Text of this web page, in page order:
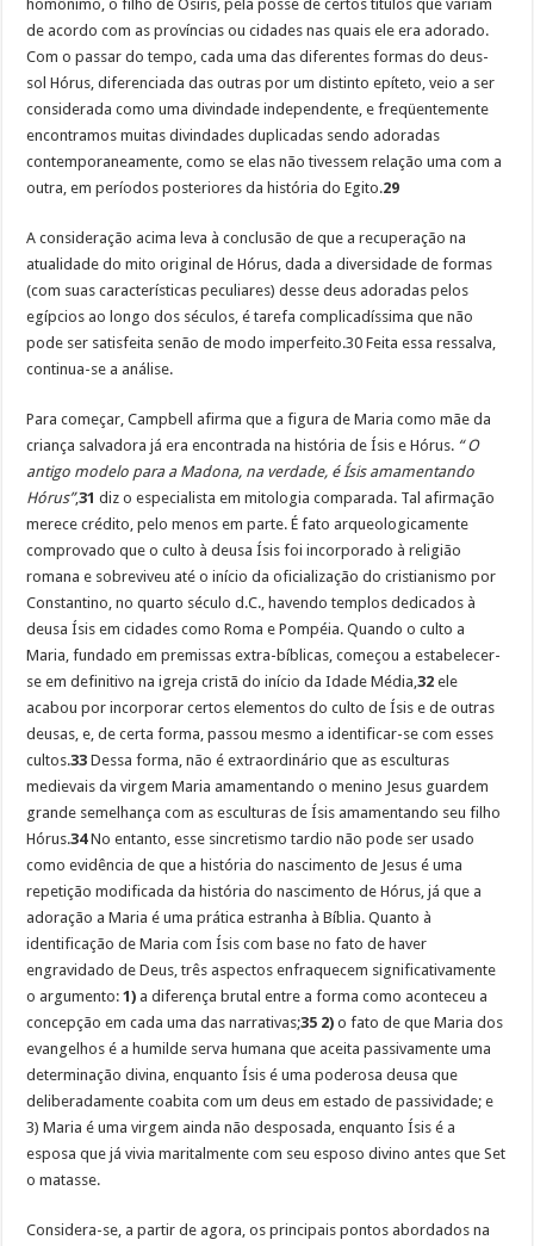
homônimo, o filho de Osíris, pela posse de certos títulos que variam
de acordo com as províncias ou cidades nas quais ele era adorado.
Com o passar do tempo, cada uma das diferentes formas do deus-
sol Hórus, diferenciada das outras por um distinto epíteto, veio a ser
considerada como uma divindade independente, e freqüentemente
encontramos muitas divindades duplicadas sendo adoradas
contemporaneamente, como se elas não tivessem relação uma com a
outra, em períodos posteriores da história do Egito.29
A consideração acima leva à conclusão de que a recuperação na
atualidade do mito original de Hórus, dada a diversidade de formas
(com suas características peculiares) desse deus adoradas pelos
egípcios ao longo dos séculos, é tarefa complicadíssima que não
pode ser satisfeita senão de modo imperfeito.30 Feita essa ressalva,
continua-se a análise.
Para começar, Campbell afirma que a figura de Maria como mãe da
criança salvadora já era encontrada na história de Ísis e Hórus. “ O
antigo modelo para a Madona, na verdade, é Ísis amamentando
Hórus”,31 diz o especialista em mitologia comparada. Tal afirmação
merece crédito, pelo menos em parte. É fato arqueologicamente
comprovado que o culto à deusa Ísis foi incorporado à religião
romana e sobreviveu até o início da oficialização do cristianismo por
Constantino, no quarto século d.C., havendo templos dedicados à
deusa Ísis em cidades como Roma e Pompéia. Quando o culto a
Maria, fundado em premissas extra-bíblicas, começou a estabelecer-
se em definitivo na igreja cristã do início da Idade Média,32 ele
acabou por incorporar certos elementos do culto de Ísis e de outras
deusas, e, de certa forma, passou mesmo a identificar-se com esses
cultos.33 Dessa forma, não é extraordinário que as esculturas
medievais da virgem Maria amamentando o menino Jesus guardem
grande semelhança com as esculturas de Ísis amamentando seu filho
Hórus.34No entanto, esse sincretismo tardio não pode ser usado
como evidência de que a história do nascimento de Jesus é uma
repetição modificada da história do nascimento de Hórus, já que a
adoração a Maria é uma prática estranha à Bíblia. Quanto à
identificação de Maria com Ísis com base no fato de haver
engravidado de Deus, três aspectos enfraquecem significativamente
o argumento: 1) a diferença brutal entre a forma como aconteceu a
concepção em cada uma das narrativas;35 2) o fato de que Maria dos
evangelhos é a humilde serva humana que aceita passivamente uma
determinação divina, enquanto Ísis é uma poderosa deusa que
deliberadamente coabita com um deus em estado de passividade; e
3) Maria é uma virgem ainda não desposada, enquanto Ísis é a
esposa que já vivia maritalmente com seu esposo divino antes que Set
o matasse.
Considera-se, a partir de agora, os principais pontos abordados na